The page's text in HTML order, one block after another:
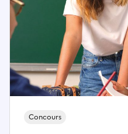
Concours